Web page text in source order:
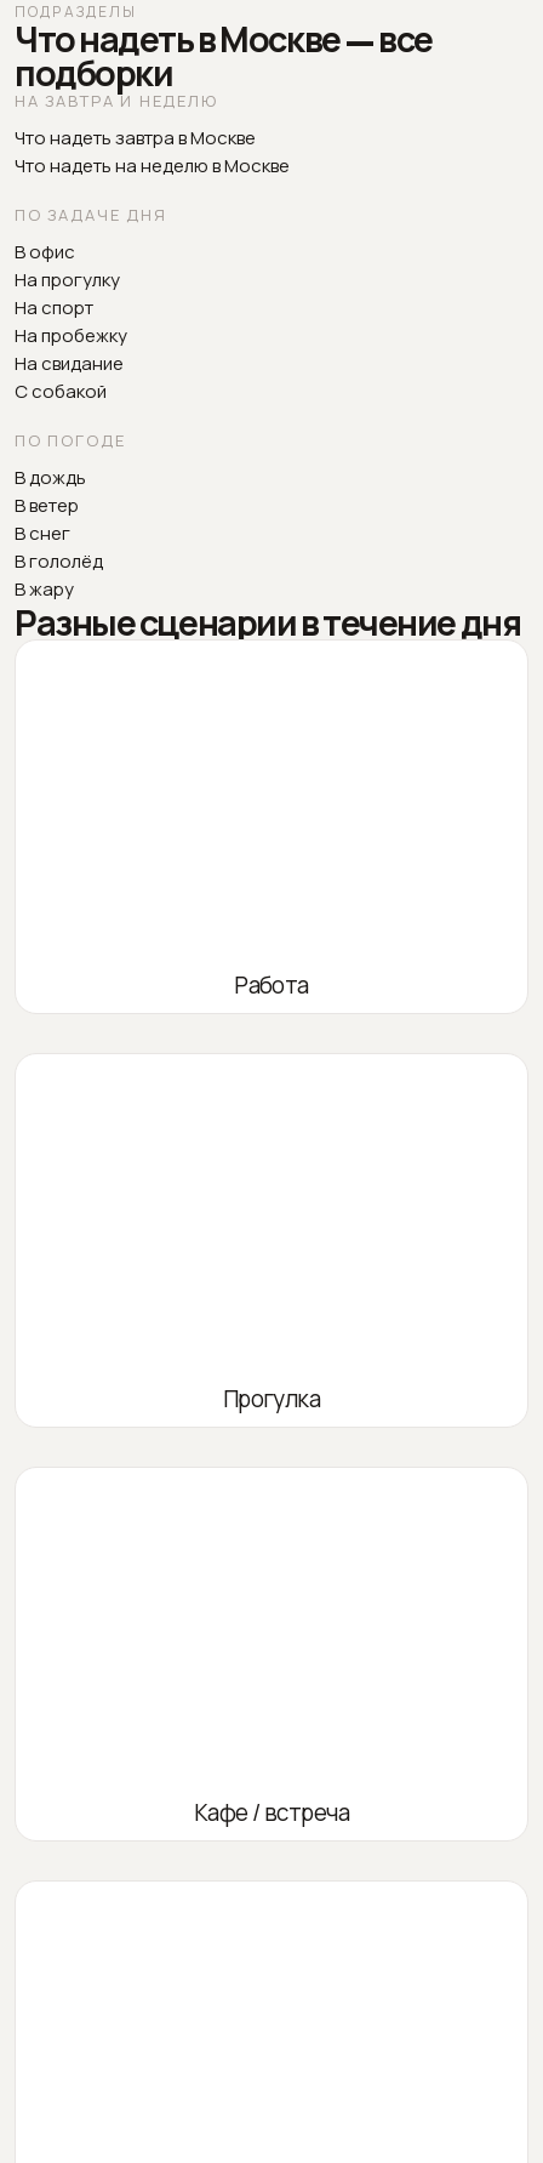
ПОДРАЗДЕЛЫ
Что надеть в Москве — все
подборки
НА ЗАВТРА И НЕДЕЛЮ
Что надеть завтра в Москве
Что надеть на неделю в Москве
ПО ЗАДАЧЕ ДНЯ
В офис
На прогулку
На спорт
На пробежку
На свидание
С собакой
ПО ПОГОДЕ
В дождь
В ветер
В снег
В гололёд
В жару
Разные сценарии в течение дня
Работа
Прогулка
Кафе / встреча